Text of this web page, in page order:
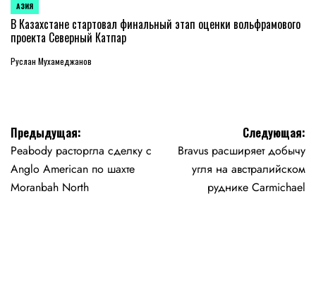
ОПУБЛИКОВАНО
В
АЗИЯ
В Казахстане стартовал финальный этап оценки вольфрамового
проекта Северный Катпар
Руслан Мухамеджанов
Навигация
по
записям
Предыдущая:
Peabody расторгла сделку c
Anglo American по шахте
Moranbah North
Следующая:
Bravus расширяет добычу
угля на австралийском
руднике Carmichael